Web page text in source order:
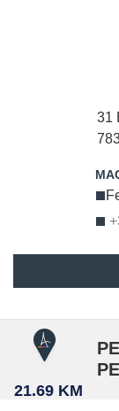
31
21.69 KM